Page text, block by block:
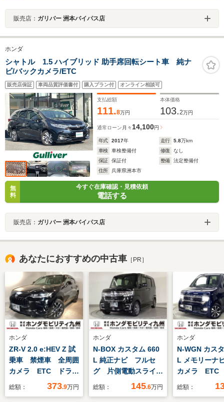
販売店： ガリバー 洲本バイパス店
ホンダ
シャトル 1.5 ハイブリッド 助手席回転シート車 純ナ
ビ/バックカメラ/ETC
販売店保証 車両品質評価書付 購入プラン付 オンライン相談可
支払総額
111.8万円
本体価格
103.2万円
通常ローン 月々 14,100円
年式 2017年 走行 5.8万km
車検
車検整備付 修復
なし
保証
保証付 整備
法定整備付
住所
兵庫県洲本市
無
料
今すぐ在庫確認・見積依頼
電話する
販売店： ガリバー 洲本バイパス店
あなたにおすすめの中古車 ［PR］
ホンダ
ZR-V 2.0 e:HEV Z 試
乗車 禁煙車 全周囲
カメラ ETC ドラレ
総額： 373.9万円
ホンダ
N-BOX カスタム 660
L 純正ナビ フルセ
グ 片側電動スライド
総額： 145.6万円
ホンダ
N-WGN カス
L メモリーナ
カメラ ETC
総額：